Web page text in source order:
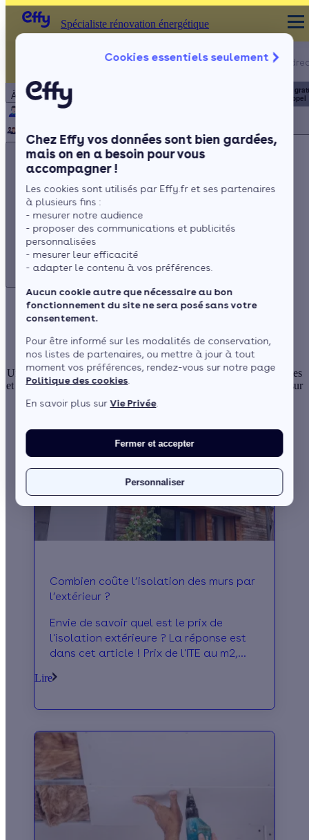
Cookies essentiels seulement
Chez Effy vos données sont bien gardées,
mais on en a besoin pour vous
accompagner !
Les cookies sont utilisés par Effy.fr et ses partenaires
à plusieurs fins :
- mesurer notre audience
- proposer des communications et publicités
personnalisées
- mesurer leur efficacité
- adapter le contenu à vos préférences.
Aucun cookie autre que nécessaire au bon
fonctionnement du site ne sera posé sans votre
consentement.
Pour être informé sur les modalités de conservation,
nos listes de partenaires, ou mettre à jour à tout
moment vos préférences, rendez-vous sur notre page
Politique des cookies.
En savoir plus surVie Privée.
Fermer et accepter
Personnaliser
À propos
Notre équipe
Rejoignez-nous Presse
Spécialiste rénovation énergétique
Appelez-nous !
du lundi au
Service
+ prix appel
Appelez-nous !
du lundi au vendredi - 8h à 19h
3456
Service gratuit
+ prix appel
Spécialiste rénovation énergétique
Découvrez tous nos articles
sur l'isolation
Une bonne isolation est la clé pour réduire vos factures énergétiques
et améliorer votre confort. Consultez nos articles pour tout savoir sur
les différentes techniques et les matériaux les plus performants.
Combien coûte l’isolation des murs par
l’extérieur ?
Envie de savoir quel est le prix de
l'isolation extérieure ? La réponse est
dans cet article ! Prix de l'ITE au m2,
Lire